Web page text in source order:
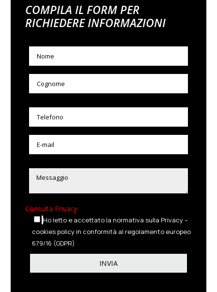
COMPILA IL FORM PER
RICHIEDERE INFORMAZIONI
Consulta Privacy
Ho letto e accettato la normativa sulla Privacy –
cookies policy in conformità al regolamento europeo
679/16 (GDPR)